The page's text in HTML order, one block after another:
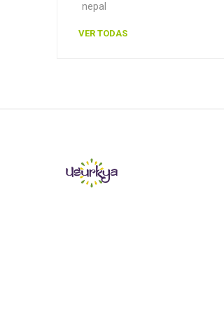
nepal
VER TODAS